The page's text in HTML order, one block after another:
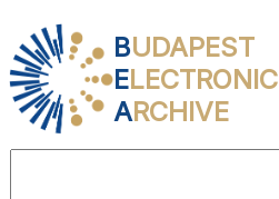
BUDAPEST
ELECTRONIC
ARCHIVE